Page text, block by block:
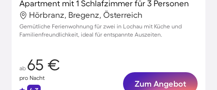
Apartment mit 1 Schlafzimmer für 3 Personen
Hörbranz, Bregenz, Österreich
Gemütliche Ferienwohnung für zwei in Lochau mit Küche und
Familienfreundlichkeit, ideal für entspannte Auszeiten.
ab 65 €
pro Nacht
Zum Angebot